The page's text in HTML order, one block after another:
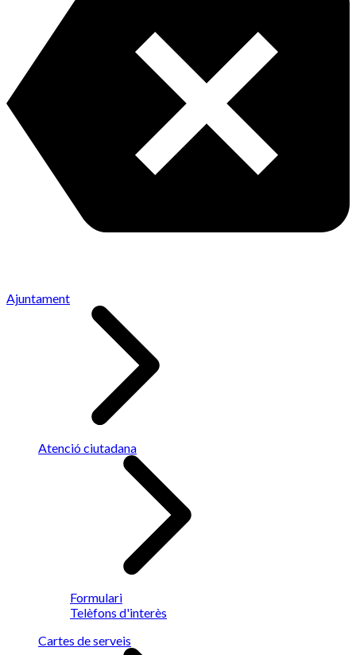
Ajuntament
Atenció ciutadana
Formulari
Telèfons d'interès
Cartes de serveis